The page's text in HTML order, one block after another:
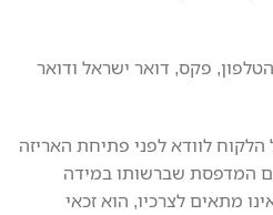
פקס, דואר ישראל ודואר
הלקוח לוודא לפני פתיחת האריזה
המדפסת שברשותו במידה
מתאים לצרכיו, הוא זכאי